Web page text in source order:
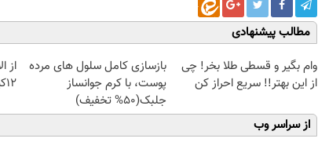
مطالب پیشنهادی
وام بگیر و قسطی طلا بخر! چی
از این بهتر!! سریع احراز کن
بازسازی کامل سلول های مرده
پوست، با کرم جوانساز
جلبک(50% تخفیف)
از
12کیلو چربی میسوزونی🧨
از سراسر وب